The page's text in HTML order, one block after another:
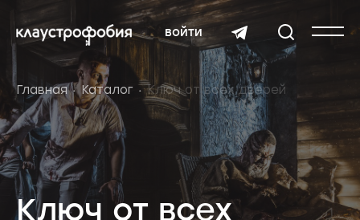
войти
Главная Каталог Ключ от всех дверей